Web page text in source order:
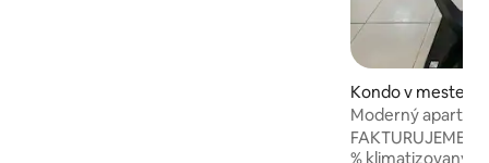
Kondo v meste
s
Moderný
• Postele King
FAKTURUJEME!
% klimatizovaný